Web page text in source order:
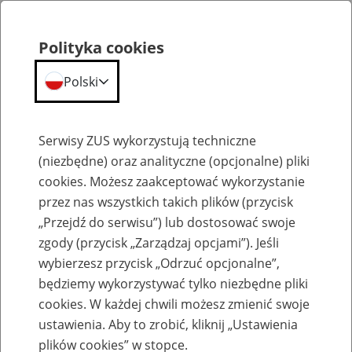
Szkolenia
Zaproś ZUS do siebie: Aktywni 50+
Polityka cookies
Polski
Serwisy ZUS wykorzystują techniczne
(niezbędne) oraz analityczne (opcjonalne) pliki
cookies. Możesz zaakceptować wykorzystanie
przez nas wszystkich takich plików (przycisk
„Przejdź do serwisu”) lub dostosować swoje
zgody (przycisk „Zarządzaj opcjami”). Jeśli
wybierzesz przycisk „Odrzuć opcjonalne”,
będziemy wykorzystywać tylko niezbędne pliki
cookies. W każdej chwili możesz zmienić swoje
ustawienia. Aby to zrobić, kliknij „Ustawienia
plików cookies” w stopce.